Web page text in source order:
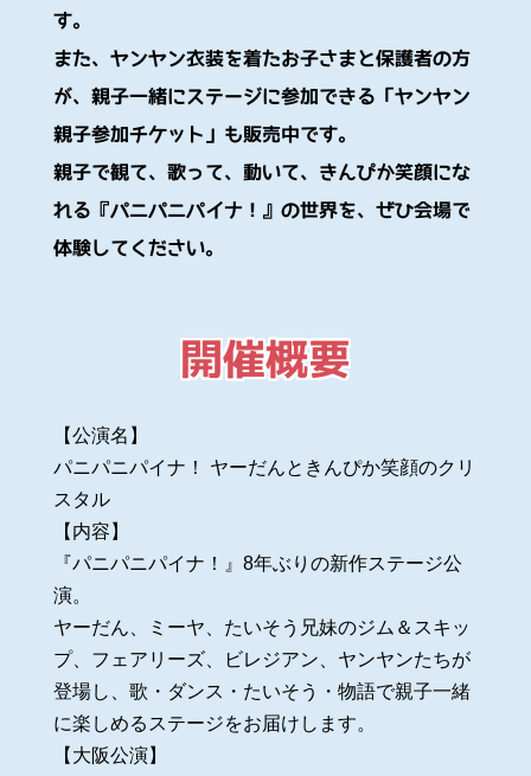
す。
また、ヤンヤン衣装を着たお子さまと保護者の方
が、親子一緒にステージに参加できる「ヤンヤン
親子参加チケット」も販売中です。
親子で観て、歌って、動いて、きんぴか笑顔にな
れる『パニパニパイナ！』の世界を、ぜひ会場で
体験してください。
開催概要
【公演名】
パニパニパイナ！ ヤーだんときんぴか笑顔のクリ
スタル
【内容】
『パニパニパイナ！』8年ぶりの新作ステージ公
演。
ヤーだん、ミーヤ、たいそう兄妹のジム＆スキッ
プ、フェアリーズ、ビレジアン、ヤンヤンたちが
登場し、歌・ダンス・たいそう・物語で親子一緒
に楽しめるステージをお届けします。
【大阪公演】